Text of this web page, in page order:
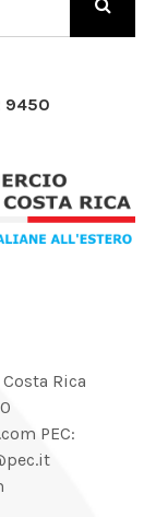
9450
Rica
PEC: